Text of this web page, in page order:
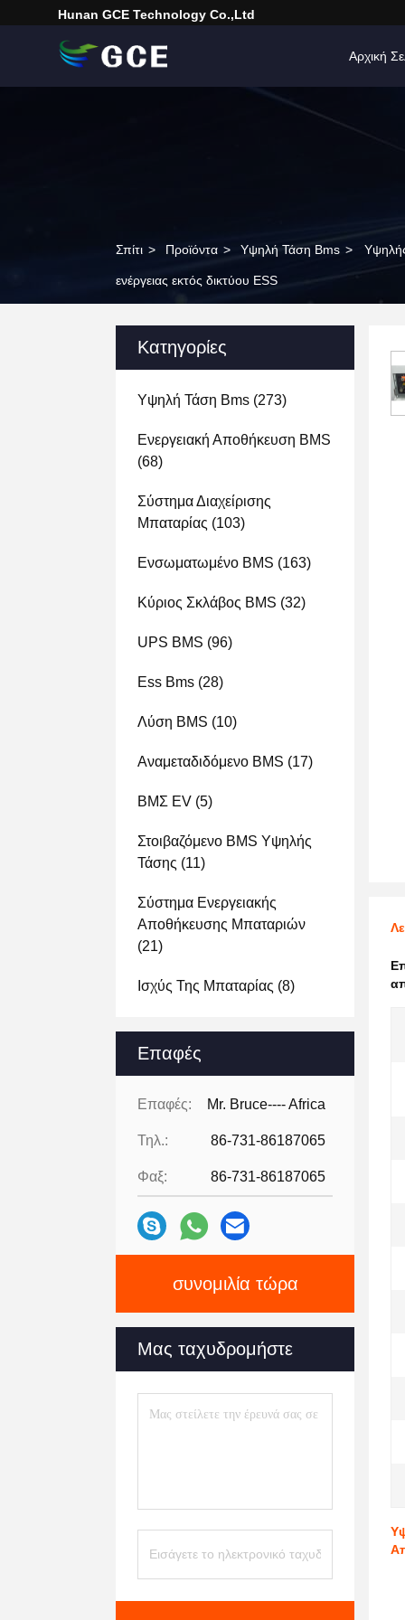
Hunan GCE Technology Co.,Ltd
Αρχική
Σπίτι > Προϊόντα > Υψηλή Τάση Bms >
ενέργειας εκτός δικτύου ESS
Κατηγορίες
Υψηλή Τάση Bms (273)
Ενεργειακή Αποθήκευση BMS
(68)
Σύστημα Διαχείρισης
Μπαταρίας (103)
Ενσωματωμένο BMS (163)
Κύριος Σκλάβος BMS (32)
UPS BMS (96)
Ess Bms (28)
Λύση BMS (10)
Αναμεταδιδόμενο BMS (17)
ΒΜΣ EV (5)
Στοιβαζόμενο BMS Υψηλής
Τάσης (11)
Σύστημα Ενεργειακής
Αποθήκευσης Μπαταριών
(21)
Ισχύς Της Μπαταρίας (8)
Επαφές
Επαφές: Mr. Bruce---- Africa
Τηλ.: 86-731-86187065
Φαξ: 86-731-86187065
συνομιλία τώρα
Μας ταχυδρομήστε